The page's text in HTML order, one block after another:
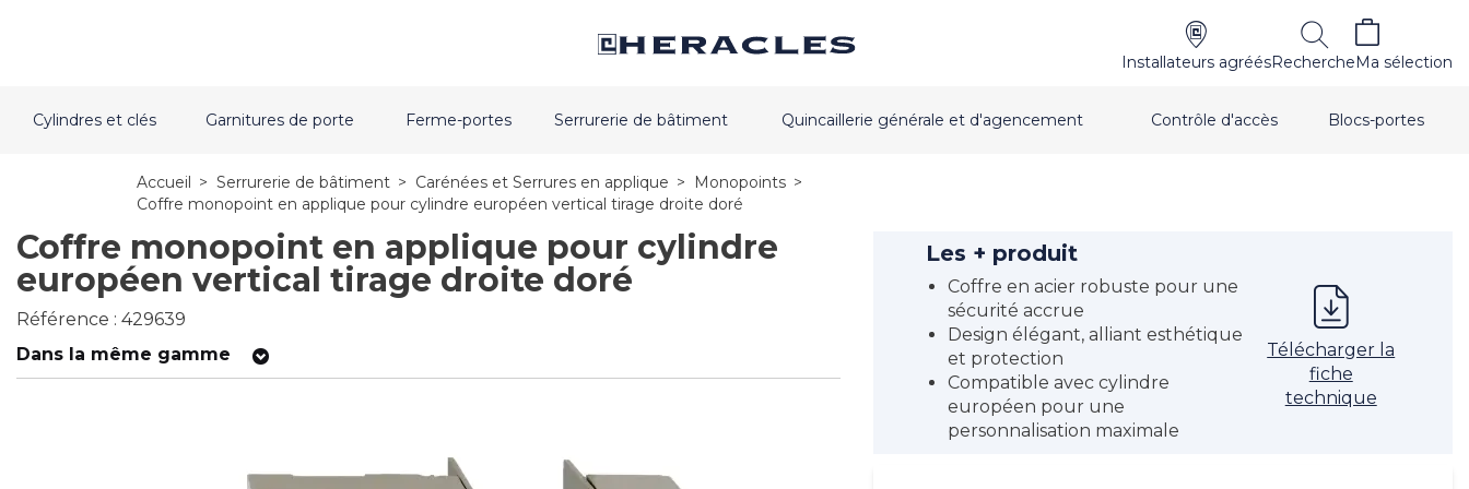
Installateurs agréésRechercheMa sélection
Cylindres et clés Garnitures de porte Ferme-portes Serrurerie de bâtiment Quincaillerie générale et d'agencement Contrôle d'accès Blocs-portes
Accueil > Serrurerie de bâtiment > Carénées et Serrures en applique > Monopoints >
Coffre monopoint en applique pour cylindre européen vertical tirage droite doré
Coffre monopoint en applique pour cylindre
européen vertical tirage droite doré
Référence : 429639
Dans la même gamme
Les + produit
Coffre en acier robuste pour une
sécurité accrue
Design élégant, alliant esthétique
et protection
Compatible avec cylindre
européen pour une
personnalisation maximale
Télécharger la
fiche
technique